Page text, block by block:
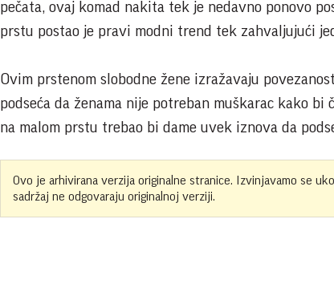
pečata, ovaj komad nakita tek je nedavno ponovo
prstu postao je pravi modni trend tek zahvaljujući
Ovim prstenom slobodne žene izražavaju
podseća da ženama nije potreban muškarac kako
na malom prstu trebao bi dame uvek iznova da
Ovo je arhivirana verzija originalne stranice. Izvinjavamo se
sadržaj ne odgovaraju originalnoj verziji.